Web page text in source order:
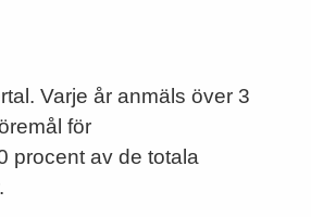
Varje år anmäls över 3
för
procent av de totala